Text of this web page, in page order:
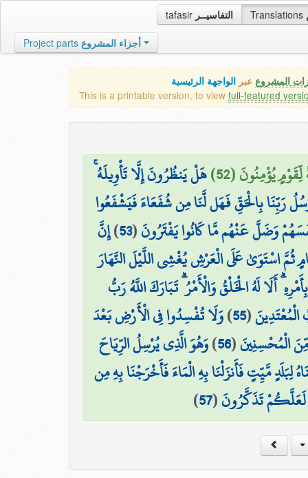
tafasir التفاسيــر Translations
Project parts أجزاء المشروع
المشروع عبر الواجهة الرئيسية
This is a printable version, to view full-featured
يُؤْمِنُونَ (52)
هَلْ يَنظُرُونَ إِلَّا تَأْوِيلَهُ ۚ
رَبِّنَا بِالْحَقِّ فَهَل لَّنَا مِن شُفَعَاءَ فَيَشْفَعُوا
وَضَلَّ عَنْهُم مَّا كَانُوا يَفْتَرُونَ(
53
)إِنَّ
اسْتَوَىٰ عَلَى الْعَرْشِ يُغْشِي اللَّيْلَ النَّهَارَ
أَلَا لَهُ الْخَلْقُ وَالْأَمْرُ ۗ تَبَارَكَ اللَّهُ رَبُّ
(
55
)وَلَا تُفْسِدُوا فِي الْأَرْضِ بَعْدَ
الْمُحْسِنِينَ(
56
)وَهُوَ الَّذِي يُرْسِلُ الرِّيَاحَ
مَّيِّتٍ فَأَنزَلْنَا بِهِ الْمَاءَ فَأَخْرَجْنَا بِهِ مِن
لَعَلَّكُمْ تَذَكَّرُونَ(
57
)